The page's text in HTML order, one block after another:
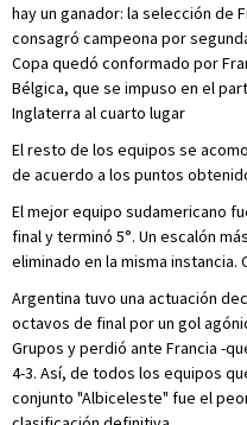
hay un ganador: la selección de
consagró campeona por
Copa quedó conformado por
Bélgica, que se impuso en el
Inglaterra al cuarto lugar
El resto de los equipos se
de acuerdo a los puntos
El mejor equipo sudamericano
final y terminó 5°. Un escalón
eliminado en la misma
Argentina tuvo una actuación
octavos de final por un gol
Grupos y perdió ante Francia -
4-3. Así, de todos los equipos
conjunto "Albiceleste" fue el